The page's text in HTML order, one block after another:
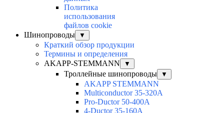
Политика
использования
файлов cookie
Шинопроводы
▼
Краткий обзор продукции
Термины и определения
AKAPP-STEMMANN
▼
Троллейные шинопроводы ▼
AKAPP STEMMANN
Multiconductor 35-320А
Pro-Ductor 50-400А
4-Ductor 35-160А